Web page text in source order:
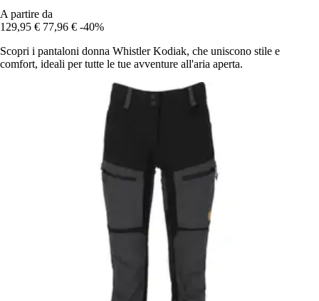
A partire da
129,95 € 77,96 € -40%
Scopri i pantaloni donna Whistler Kodiak, che uniscono stile e
comfort, ideali per tutte le tue avventure all'aria aperta.